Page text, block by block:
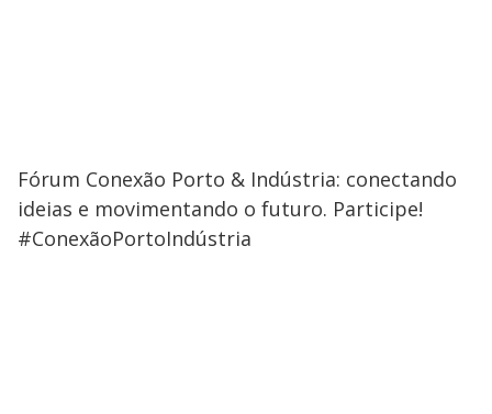
Fórum Conexão Porto & Indústria: conectando
ideias e movimentando o futuro. Participe!
#ConexãoPortoIndústria